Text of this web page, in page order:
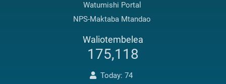
Watumishi Portal
NPS-Maktaba Mtandao
Waliotembelea
175,118
Today: 74